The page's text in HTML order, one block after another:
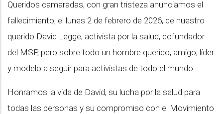
Queridos camaradas, con gran tristeza anunciamos el
fallecimiento, el lunes 2 de febrero de 2026, de nuestro
querido David Legge, activista por la salud, cofundador
del MSP, pero sobre todo un hombre querido, amigo, líder
y modelo a seguir para activistas de todo el mundo.
Honramos la vida de David, su lucha por la salud para
todas las personas y su compromiso con el Movimiento